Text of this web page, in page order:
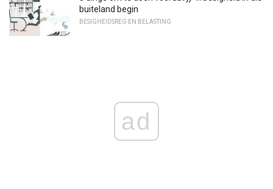
buiteland begin
BESIGHEIDSREG EN BELASTING
ad